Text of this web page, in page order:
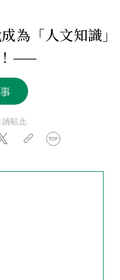
為「人文知識」
——
點此